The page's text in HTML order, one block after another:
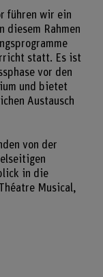
führen wir ein
diesem Rahmen
statt. Es ist
vor den
und bietet
Austausch
von der
in die
Musical,